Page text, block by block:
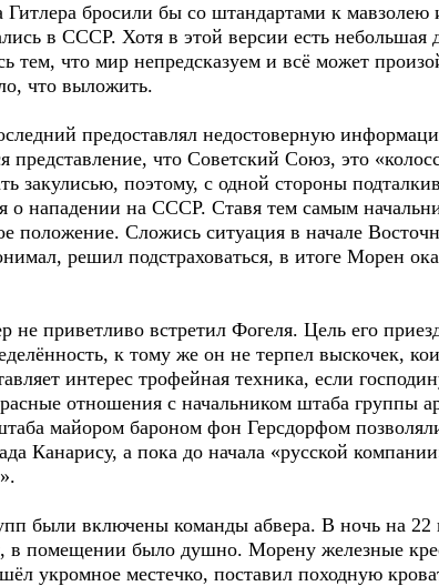
бросили бы со штандартами к мавзолею
в СССР. Хотя в этой версии есть небольшая
тем, что мир непредсказуем и всё может
что выложить.
предоставлял недостоверную
что Советский Союз, это
закулисью, поэтому, с одной стороны
о нападении на СССР. Ставя тем самым
положение. Сложись ситуация в начале
решил подстраховаться, в итоге Морен
приветливо встретил Фогеля. Цель его
к тому же он не терпел выскочек,
интерес трофейная техника, если
отношения с начальником штаба группы
майором бароном фон Герсдорфом
Канарису, а пока до начала «русской
были включены команды абвера. В ночь на
в помещении было душно. Морену железные
укромное местечко, поставил походную